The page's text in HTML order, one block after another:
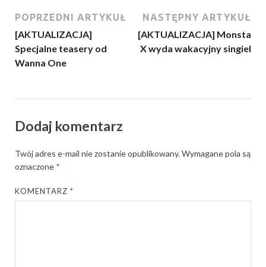
POPRZEDNI ARTYKUŁ
[AKTUALIZACJA]
Specjalne teasery od
Wanna One
NASTĘPNY ARTYKUŁ
[AKTUALIZACJA] Monsta
X wyda wakacyjny singiel
Dodaj komentarz
Twój adres e-mail nie zostanie opublikowany.Wymagane pola są
oznaczone *
KOMENTARZ*